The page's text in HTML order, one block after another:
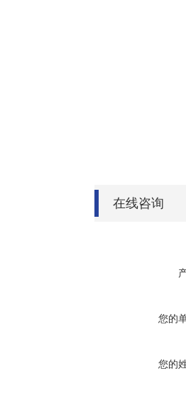
在线咨询
您的
您的